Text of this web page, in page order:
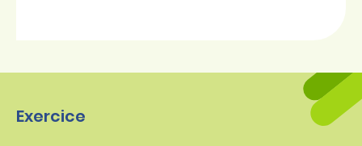
Exercice